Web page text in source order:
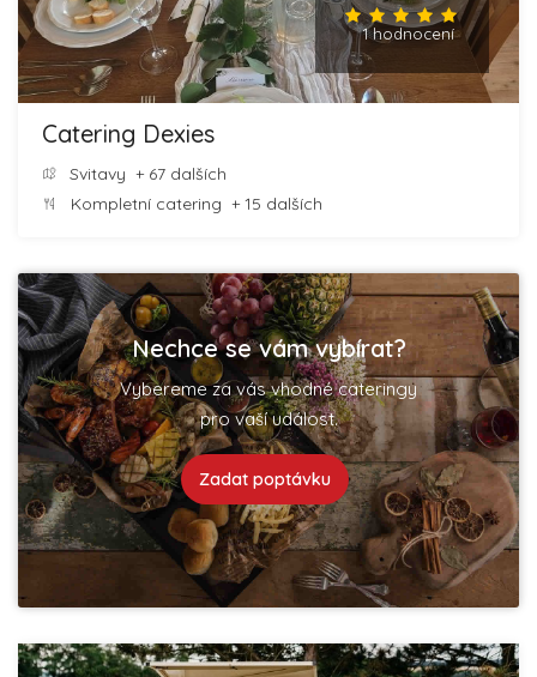
1 hodnocení
Catering Dexies
Svitavy + 67 dalších
Kompletní catering + 15 dalších
Nechce se vám vybírat?
Vybereme za vás vhodné cateringy
pro vaší událost.
Zadat poptávku